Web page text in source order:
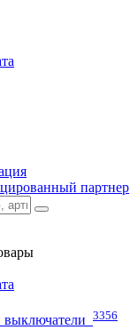
партнер
выключатели 3356